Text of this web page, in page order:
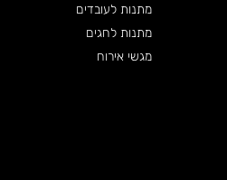
מתנות לעובדים
מתנות לחגים
מגשי אירוח